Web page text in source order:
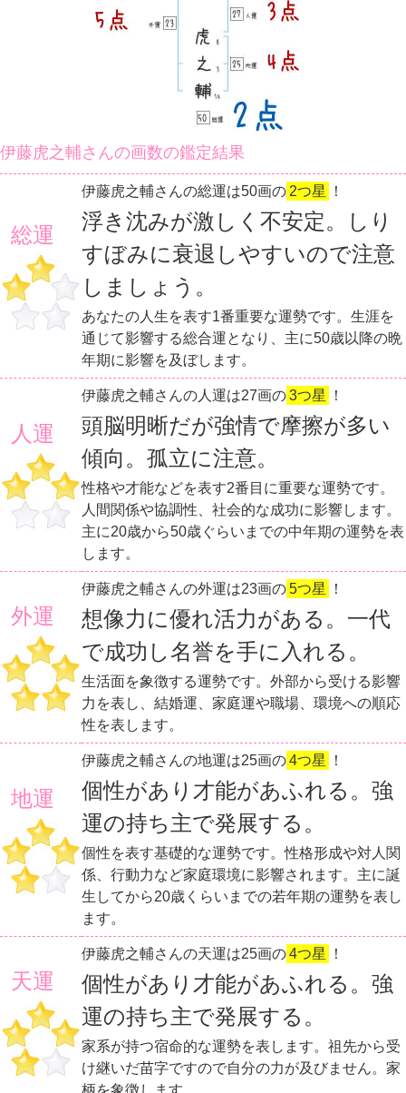
伊藤虎之輔さんの画数の鑑定結果
総運
伊藤虎之輔さんの総運は50画の 2つ星 ！
浮き沈みが激しく不安定。しり
すぼみに衰退しやすいので注意
しましょう。
あなたの人生を表す1番重要な運勢です。生涯を
通じて影響する総合運となり、主に50歳以降の晩
年期に影響を及ぼします。
人運
伊藤虎之輔さんの人運は27画の3つ星 ！
頭脳明晰だが強情で摩擦が多い
傾向。孤立に注意。
性格や才能などを表す2番目に重要な運勢です。
人間関係や協調性、社会的な成功に影響します。
主に20歳から50歳ぐらいまでの中年期の運勢を表
します。
外運
伊藤虎之輔さんの外運は23画の5つ星 ！
想像力に優れ活力がある。一代
で成功し名誉を手に入れる。
生活面を象徴する運勢です。外部から受ける影響
力を表し、結婚運、家庭運や職場、環境への順応
性を表します。
地運
伊藤虎之輔さんの地運は25画の4つ星 ！
個性があり才能があふれる。強
運の持ち主で発展する。
個性を表す基礎的な運勢です。性格形成や対人関
係、行動力など家庭環境に影響されます。主に誕
生してから20歳くらいまでの若年期の運勢を表し
ます。
天運
伊藤虎之輔さんの天運は25画の4つ星 ！
個性があり才能があふれる。強
運の持ち主で発展する。
家系が持つ宿命的な運勢を表します。祖先から受
け継いだ苗字ですので自分の力が及びません。家
柄を象徴します。